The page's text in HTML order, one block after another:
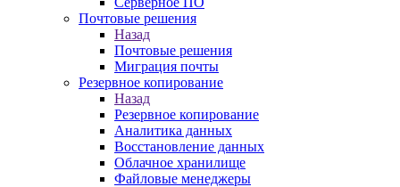
Почтовые решения
Назад
Почтовые решения
Миграция почты
Резервное копирование
Назад
Резервное копирование
Аналитика данных
Восстановление данных
Облачное хранилище
Файловые менеджеры